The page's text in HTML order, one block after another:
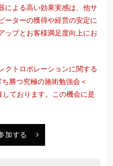
による高い効果実感は、他サ
ーターの獲得や経営の安定に
ップとお客様満足度向上にお
クトロポレーションに関する
勝つ究極の施術勉強会＜
ております。この機会に是
加する